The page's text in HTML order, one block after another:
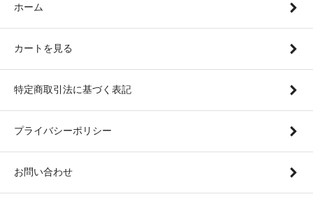
ホーム
カートを見る
特定商取引法に基づく表記
プライバシーポリシー
お問い合わせ